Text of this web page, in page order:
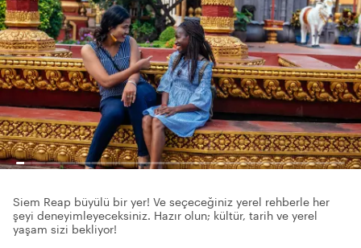
Siem Reap büyülü bir yer! Ve seçeceğiniz yerel rehberle her
şeyi deneyimleyeceksiniz. Hazır olun; kültür, tarih ve yerel
yaşam sizi bekliyor!